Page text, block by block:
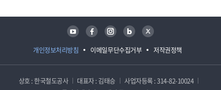
개인정보처리방침 이메일무단수집거부 저작권정책
유튜브 페이스북 인스타그램 블로그 트위터
상호 : 한국철도공사 대표자 : 김태승
사업자등록 : 314-82-10024